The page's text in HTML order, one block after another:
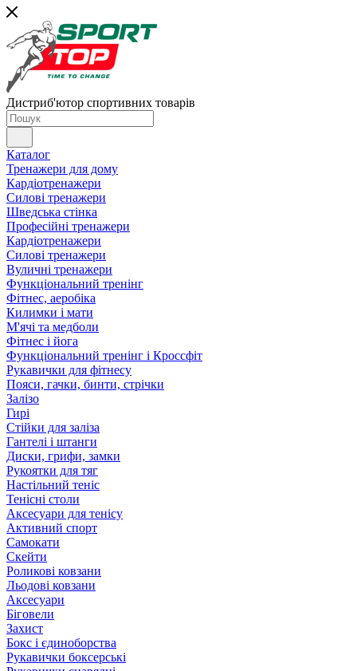
Дистриб'ютор спортивних товарів
Каталог
Тренажери для дому
Кардіотренажери
Силові тренажери
Шведська стінка
Професійні тренажери
Кардіотренажери
Силові тренажери
Вуличні тренажери
Функціональний тренінг
Фітнес, аеробіка
Килимки і мати
М'ячі та медболи
Фітнес і йога
Функціональний тренінг і Кроссфіт
Рукавички для фітнесу
Пояси, гачки, бинти, стрічки
Залізо
Гирі
Стійки для заліза
Гантелі і штанги
Диски, грифи, замки
Рукоятки для тяг
Настільний теніс
Тенісні столи
Аксесуари для тенісу
Активний спорт
Самокати
Скейти
Роликові ковзани
Льодові ковзани
Аксесуари
Біговели
Захист
Бокс і єдиноборства
Рукавички боксерські